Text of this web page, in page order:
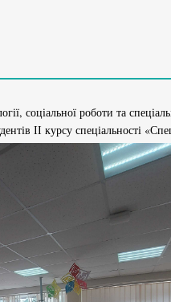
соціальної роботи та
ІІ курсу спеціальності